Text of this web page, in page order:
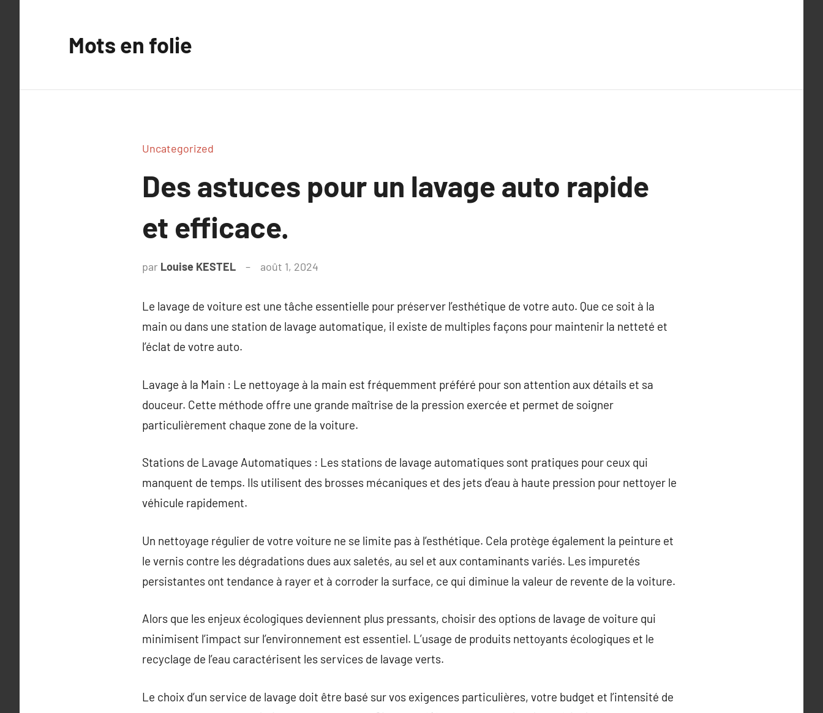
Mots en folie
Uncategorized
Des astuces pour un lavage auto rapide
et efficace.
par Louise KESTEL août 1, 2024
Le lavage de voiture est une tâche essentielle pour préserver l’esthétique de votre auto. Que ce soit à la
main ou dans une station de lavage automatique, il existe de multiples façons pour maintenir la netteté et
l’éclat de votre auto.
Lavage à la Main : Le nettoyage à la main est fréquemment préféré pour son attention aux détails et sa
douceur. Cette méthode offre une grande maîtrise de la pression exercée et permet de soigner
particulièrement chaque zone de la voiture.
Stations de Lavage Automatiques : Les stations de lavage automatiques sont pratiques pour ceux qui
manquent de temps. Ils utilisent des brosses mécaniques et des jets d’eau à haute pression pour nettoyer le
véhicule rapidement.
Un nettoyage régulier de votre voiture ne se limite pas à l’esthétique. Cela protège également la peinture et
le vernis contre les dégradations dues aux saletés, au sel et aux contaminants variés. Les impuretés
persistantes ont tendance à rayer et à corroder la surface, ce qui diminue la valeur de revente de la voiture.
Alors que les enjeux écologiques deviennent plus pressants, choisir des options de lavage de voiture qui
minimisent l’impact sur l’environnement est essentiel. L’usage de produits nettoyants écologiques et le
recyclage de l’eau caractérisent les services de lavage verts.
Le choix d’un service de lavage doit être basé sur vos exigences particulières, votre budget et l’intensité de